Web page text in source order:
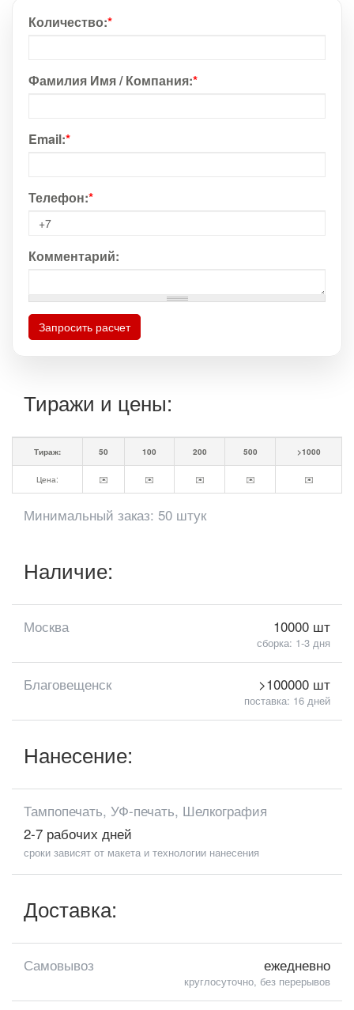
Количество:*
Фамилия Имя / Компания:*
Email:*
Телефон:*
Комментарий:
Запросить расчет
Тиражи и цены:
Тираж: 50 100 200 500 >1000
Цена: ✉️ ✉️ ✉️ ✉️ ✉️
Минимальный заказ: 50 штук
Наличие:
Москва 10000 шт
сборка: 1-3 дня
Благовещенск >100000 шт
поставка: 16 дней
Нанесение:
Тампопечать, УФ-печать, Шелкография
2-7 рабочих дней
сроки зависят от макета и технологии нанесения
Доставка:
Самовывоз ежедневно
круглосуточно, без перерывов